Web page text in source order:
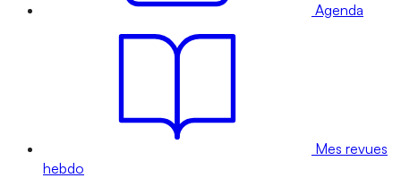
Agenda
Mes revues
hebdo